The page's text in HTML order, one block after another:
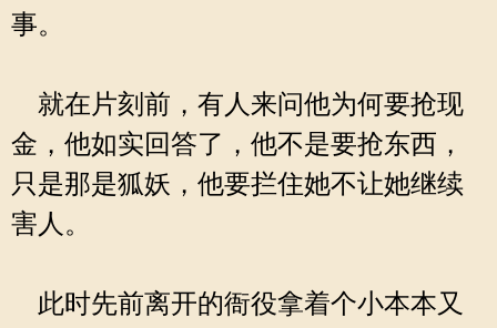
事。
就在片刻前，有人来问他为何要抢现
金，他如实回答了，他不是要抢东西，
只是那是狐妖，他要拦住她不让她继续
害人。
此时先前离开的衙役拿着个小本本又